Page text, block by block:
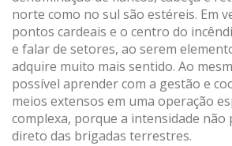
norte como no sul são estéreis. Em
pontos cardeais e o centro do
e falar de setores, ao serem
adquire muito mais sentido. Ao
possível aprender com a gestão e
meios extensos em uma operação
complexa, porque a intensidade não
direto das brigadas terrestres.